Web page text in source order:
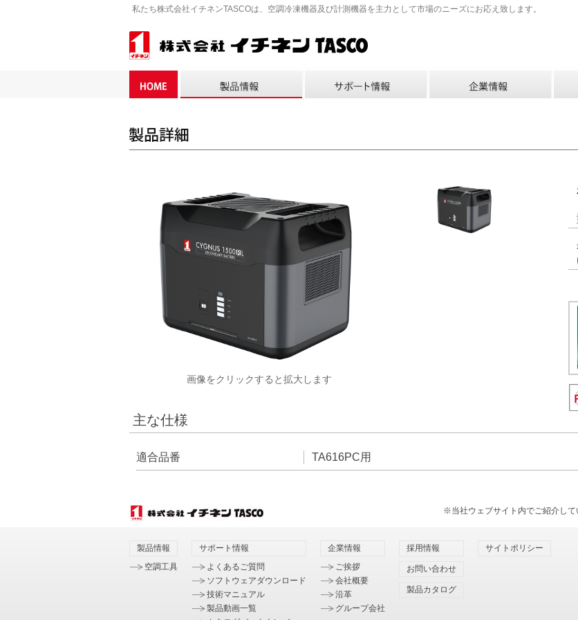
私たち株式会社イチネンTASCOは、空調冷凍機器及び計測機器を主力として市場のニーズにお応え致します。
画像をクリックすると拡大します
主な仕様
適合品番 TA616PC用
※当社ウェブサイト内でご紹介して
製品情報
空調工具
サポート情報
よくあるご質問
ソフトウェアダウンロード
技術マニュアル
製品動画一覧
企業情報
ご挨拶
会社概要
沿革
グループ会社
採用情報
お問い合わせ
製品カタログ
サイトポリシー